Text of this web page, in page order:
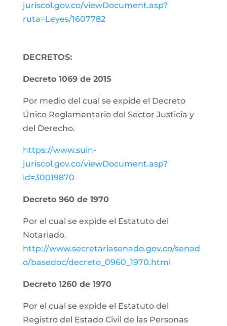
juriscol.gov.co/viewDocument.asp?
ruta=Leyes/1607782
DECRETOS:
Decreto 1069 de 2015
Por medio del cual se expide el Decreto
Único Reglamentario del Sector Justicia y
del Derecho.
https://www.suin-
juriscol.gov.co/viewDocument.asp?
id=30019870
Decreto 960 de 1970
Por el cual se expide el Estatuto del
Notariado.
http://www.secretariasenado.gov.co/senad
o/basedoc/decreto_0960_1970.html
Decreto 1260 de 1970
Por el cual se expide el Estatuto del
Registro del Estado Civil de las Personas